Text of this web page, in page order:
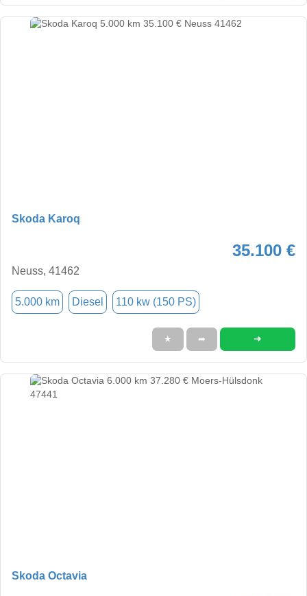
Skoda Karoq
35.100 €
Neuss, 41462
5.000 km Diesel 110 kw (150 PS)
★ ➦ ➜
Skoda Octavia